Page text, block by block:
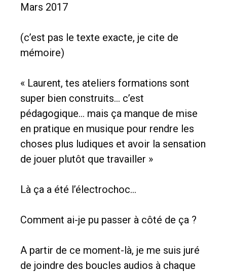
Mars 2017
(c’est pas le texte exacte, je cite de
mémoire)
« Laurent, tes ateliers formations sont
super bien construits… c’est
pédagogique… mais ça manque de mise
en pratique en musique pour rendre les
choses plus ludiques et avoir la sensation
de jouer plutôt que travailler »
Là ça a été l’électrochoc…
Comment ai-je pu passer à côté de ça ?
A partir de ce moment-là, je me suis juré
de joindre des boucles audios à chaque